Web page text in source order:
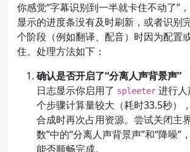
你感觉“字幕识别到一半就卡住不动了”
显示的进度条没有及时刷新，或者识别
个阶段（例如翻译、配音）时因为配置
住。处理方法如下：
确认是否开启了“分离人声背景声”
日志显示你启用了 spleeter 进行
个步骤计算量较大（耗时33.5秒）
合成时再次占用资源。尝试关闭主
数”中的“分离人声背景声”和“降噪”
能否顺畅完成。